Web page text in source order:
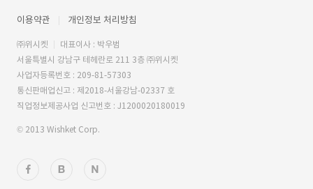
이용약관 개인정보 처리방침
㈜위시켓
대표이사 : 박우범
서울특별시 강남구 테헤란로 211 3층 ㈜위시켓
사업자등록번호 : 209-81-57303
통신판매업신고 : 제2018-서울강남-02337 호
직업정보제공사업 신고번호 : J1200020180019
© 2013 Wishket Corp.